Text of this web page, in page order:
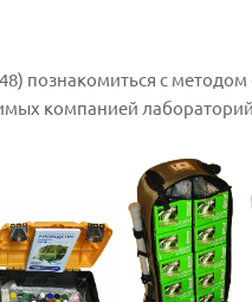
познакомиться с
компанией